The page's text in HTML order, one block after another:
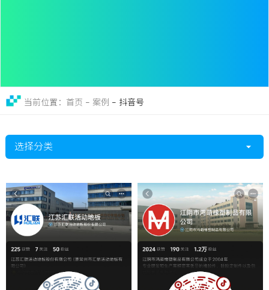
当前位置：首页 - 案例 - 抖音号
选择分类